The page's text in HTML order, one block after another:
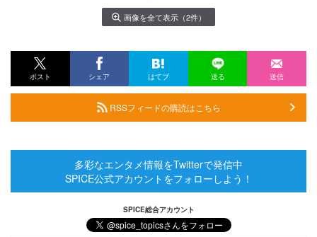
画像を全て表示（2件）
ポスト シェア はてブ 送る 送信
RSSフィードの購読はこちら
多彩なエンタメ情報をTwitterで発信中
SPICE公式アカウントをフォローしよう！
SPICE総合アカウント